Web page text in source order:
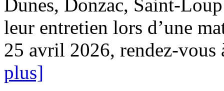
Dunes, Donzac, Saint-
leur entretien lors d’une
25 avril 2026, rendez-vous
plus]